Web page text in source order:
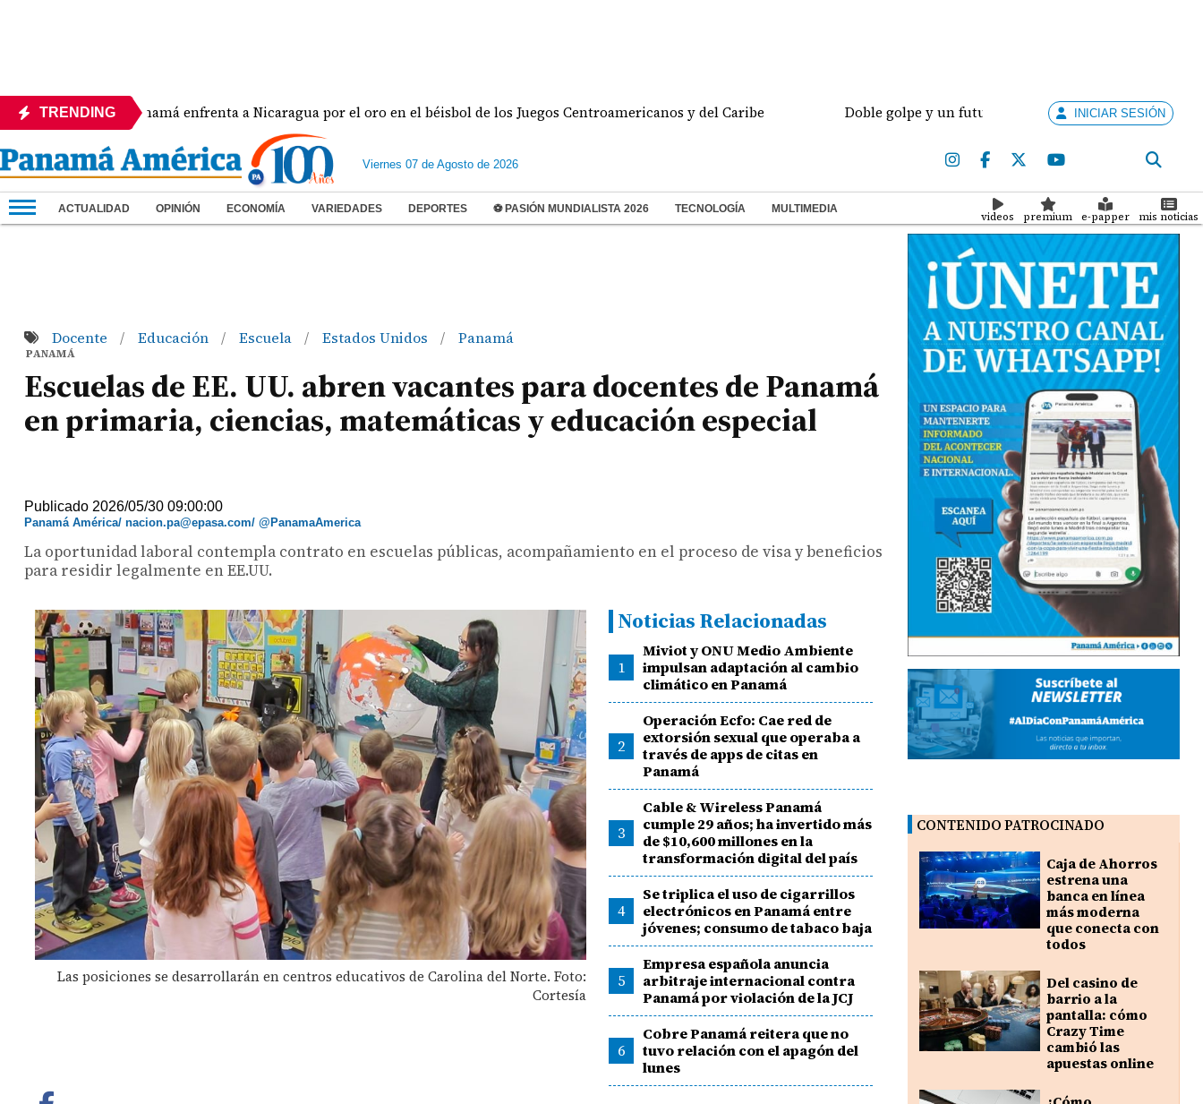
TRENDINGPanamá enfrenta a Nicaragua por el oro en el béisbol de los Juegos Centroamericanos y del Caribe Doble golpe y un futuro por revisar Meduca
INICIAR SESIÓN
Viernes 07 de Agosto de 2026
ACTUALIDAD OPINIÓN ECONOMÍA VARIEDADES DEPORTES ⚽ PASIÓN MUNDIALISTA 2026 TECNOLOGÍA MULTIMEDIA
videos premium e-papper mis noticias
Docente / Educación / Escuela / Estados Unidos / Panamá
PANAMÁ
Escuelas de EE. UU. abren vacantes para docentes de Panamá
en primaria, ciencias, matemáticas y educación especial
Publicado 2026/05/30 09:00:00
Panamá América/ nacion.pa@epasa.com/ @PanamaAmerica
La oportunidad laboral contempla contrato en escuelas públicas, acompañamiento en el proceso de visa y beneficios
para residir legalmente en EE.UU.
Las posiciones se desarrollarán en centros educativos de Carolina del Norte. Foto:
Cortesía
Noticias Relacionadas
1
Miviot y ONU Medio Ambiente
impulsan adaptación al cambio
climático en Panamá
2
Operación Ecfo: Cae red de
extorsión sexual que operaba a
través de apps de citas en
Panamá
3
Cable & Wireless Panamá
cumple 29 años; ha invertido más
de $10,600 millones en la
transformación digital del país
4
Se triplica el uso de cigarrillos
electrónicos en Panamá entre
jóvenes; consumo de tabaco baja
5
Empresa española anuncia
arbitraje internacional contra
Panamá por violación de la JCJ
6
Cobre Panamá reitera que no
tuvo relación con el apagón del
lunes
CONTENIDO PATROCINADO
Caja de Ahorros
estrena una
banca en línea
más moderna
que conecta con
todos
Del casino de
barrio a la
pantalla: cómo
Crazy Time
cambió las
apuestas online